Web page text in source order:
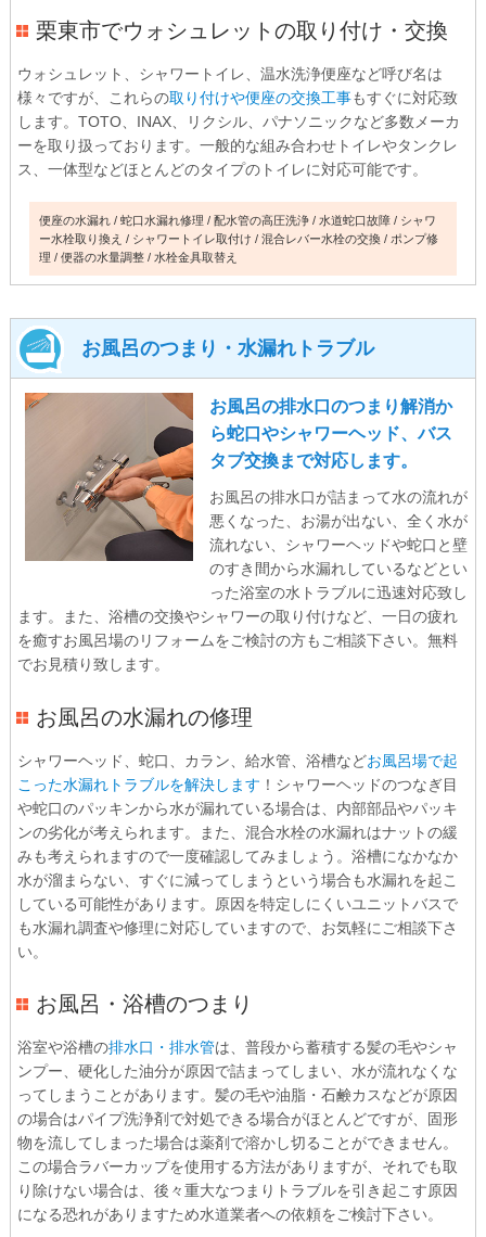
栗東市でウォシュレットの取り付け・交換
ウォシュレット、シャワートイレ、温水洗浄便座など呼び名は
様々ですが、これらの取り付けや便座の交換工事もすぐに対応致
します。TOTO、INAX、リクシル、パナソニックなど多数メーカ
ーを取り扱っております。一般的な組み合わせトイレやタンクレ
ス、一体型などほとんどのタイプのトイレに対応可能です。
便座の水漏れ 蛇口水漏れ修理 配水管の高圧洗浄 水道蛇口故障
シャワ
ー水栓取り換え
シャワートイレ取付け 混合レバー水栓の交換
ポンプ修
理
便器の水量調整 水栓金具取替え
お風呂のつまり・水漏れトラブル
お風呂の排水口のつまり解消か
ら蛇口やシャワーヘッド、バス
タブ交換まで対応します。
お風呂の排水口が詰まって水の流れが
悪くなった、お湯が出ない、全く水が
流れない、シャワーヘッドや蛇口と壁
のすき間から水漏れしているなどとい
った浴室の水トラブルに迅速対応致し
ます。また、浴槽の交換やシャワーの取り付けなど、一日の疲れ
を癒すお風呂場のリフォームをご検討の方もご相談下さい。無料
でお見積り致します。
お風呂の水漏れの修理
シャワーヘッド、蛇口、カラン、給水管、浴槽などお風呂場で起
こった水漏れトラブルを解決します ！シャワーヘッドのつなぎ目
や蛇口のパッキンから水が漏れている場合は、内部部品やパッキ
ンの劣化が考えられます。また、混合水栓の水漏れはナットの緩
みも考えられますので一度確認してみましょう。浴槽になかなか
水が溜まらない、すぐに減ってしまうという場合も水漏れを起こ
している可能性があります。原因を特定しにくいユニットバスで
も水漏れ調査や修理に対応していますので、お気軽にご相談下さ
い。
お風呂・浴槽のつまり
浴室や浴槽の排水口・排水管は、普段から蓄積する髪の毛やシャ
ンプー、硬化した油分が原因で詰まってしまい、水が流れなくな
ってしまうことがあります。髪の毛や油脂・石鹸カスなどが原因
の場合はパイプ洗浄剤で対処できる場合がほとんどですが、固形
物を流してしまった場合は薬剤で溶かし切ることができません。
この場合ラバーカップを使用する方法がありますが、それでも取
り除けない場合は、後々重大なつまりトラブルを引き起こす原因
になる恐れがありますため水道業者への依頼をご検討下さい。